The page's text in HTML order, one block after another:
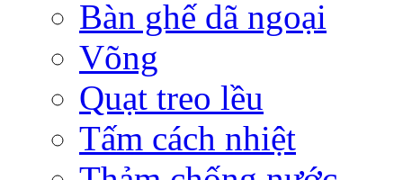
Bàn ghế dã ngoại
Võng
Quạt treo lều
Tấm cách nhiệt